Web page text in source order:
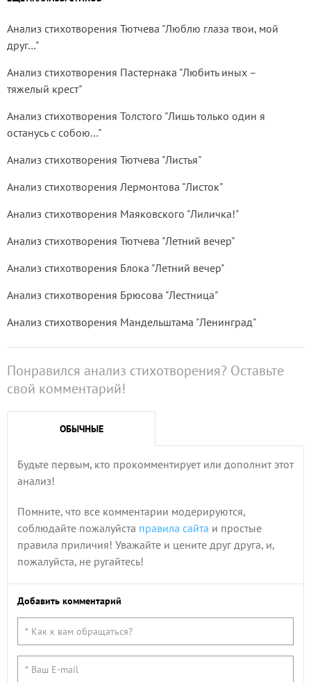
Анализ стихотворения Тютчева "Люблю глаза твои, мой
друг…"
Анализ стихотворения Пастернака "Любить иных –
тяжелый крест"
Анализ стихотворения Толстого "Лишь только один я
останусь с собою…"
Анализ стихотворения Тютчева "Листья"
Анализ стихотворения Лермонтова "Листок"
Анализ стихотворения Маяковского "Лиличка!"
Анализ стихотворения Тютчева "Летний вечер"
Анализ стихотворения Блока "Летний вечер"
Анализ стихотворения Брюсова "Лестница"
Анализ стихотворения Мандельштама "Ленинград"
Понравился анализ стихотворения? Оставьте
свой комментарий!
ОБЫЧНЫЕ
Будьте первым, кто прокомментирует или дополнит этот
анализ!
Помните, что все комментарии модерируются,
соблюдайте пожалуйста правила сайта и простые
правила приличия! Уважайте и цените друг друга, и,
пожалуйста, не ругайтесь!
Добавить комментарий